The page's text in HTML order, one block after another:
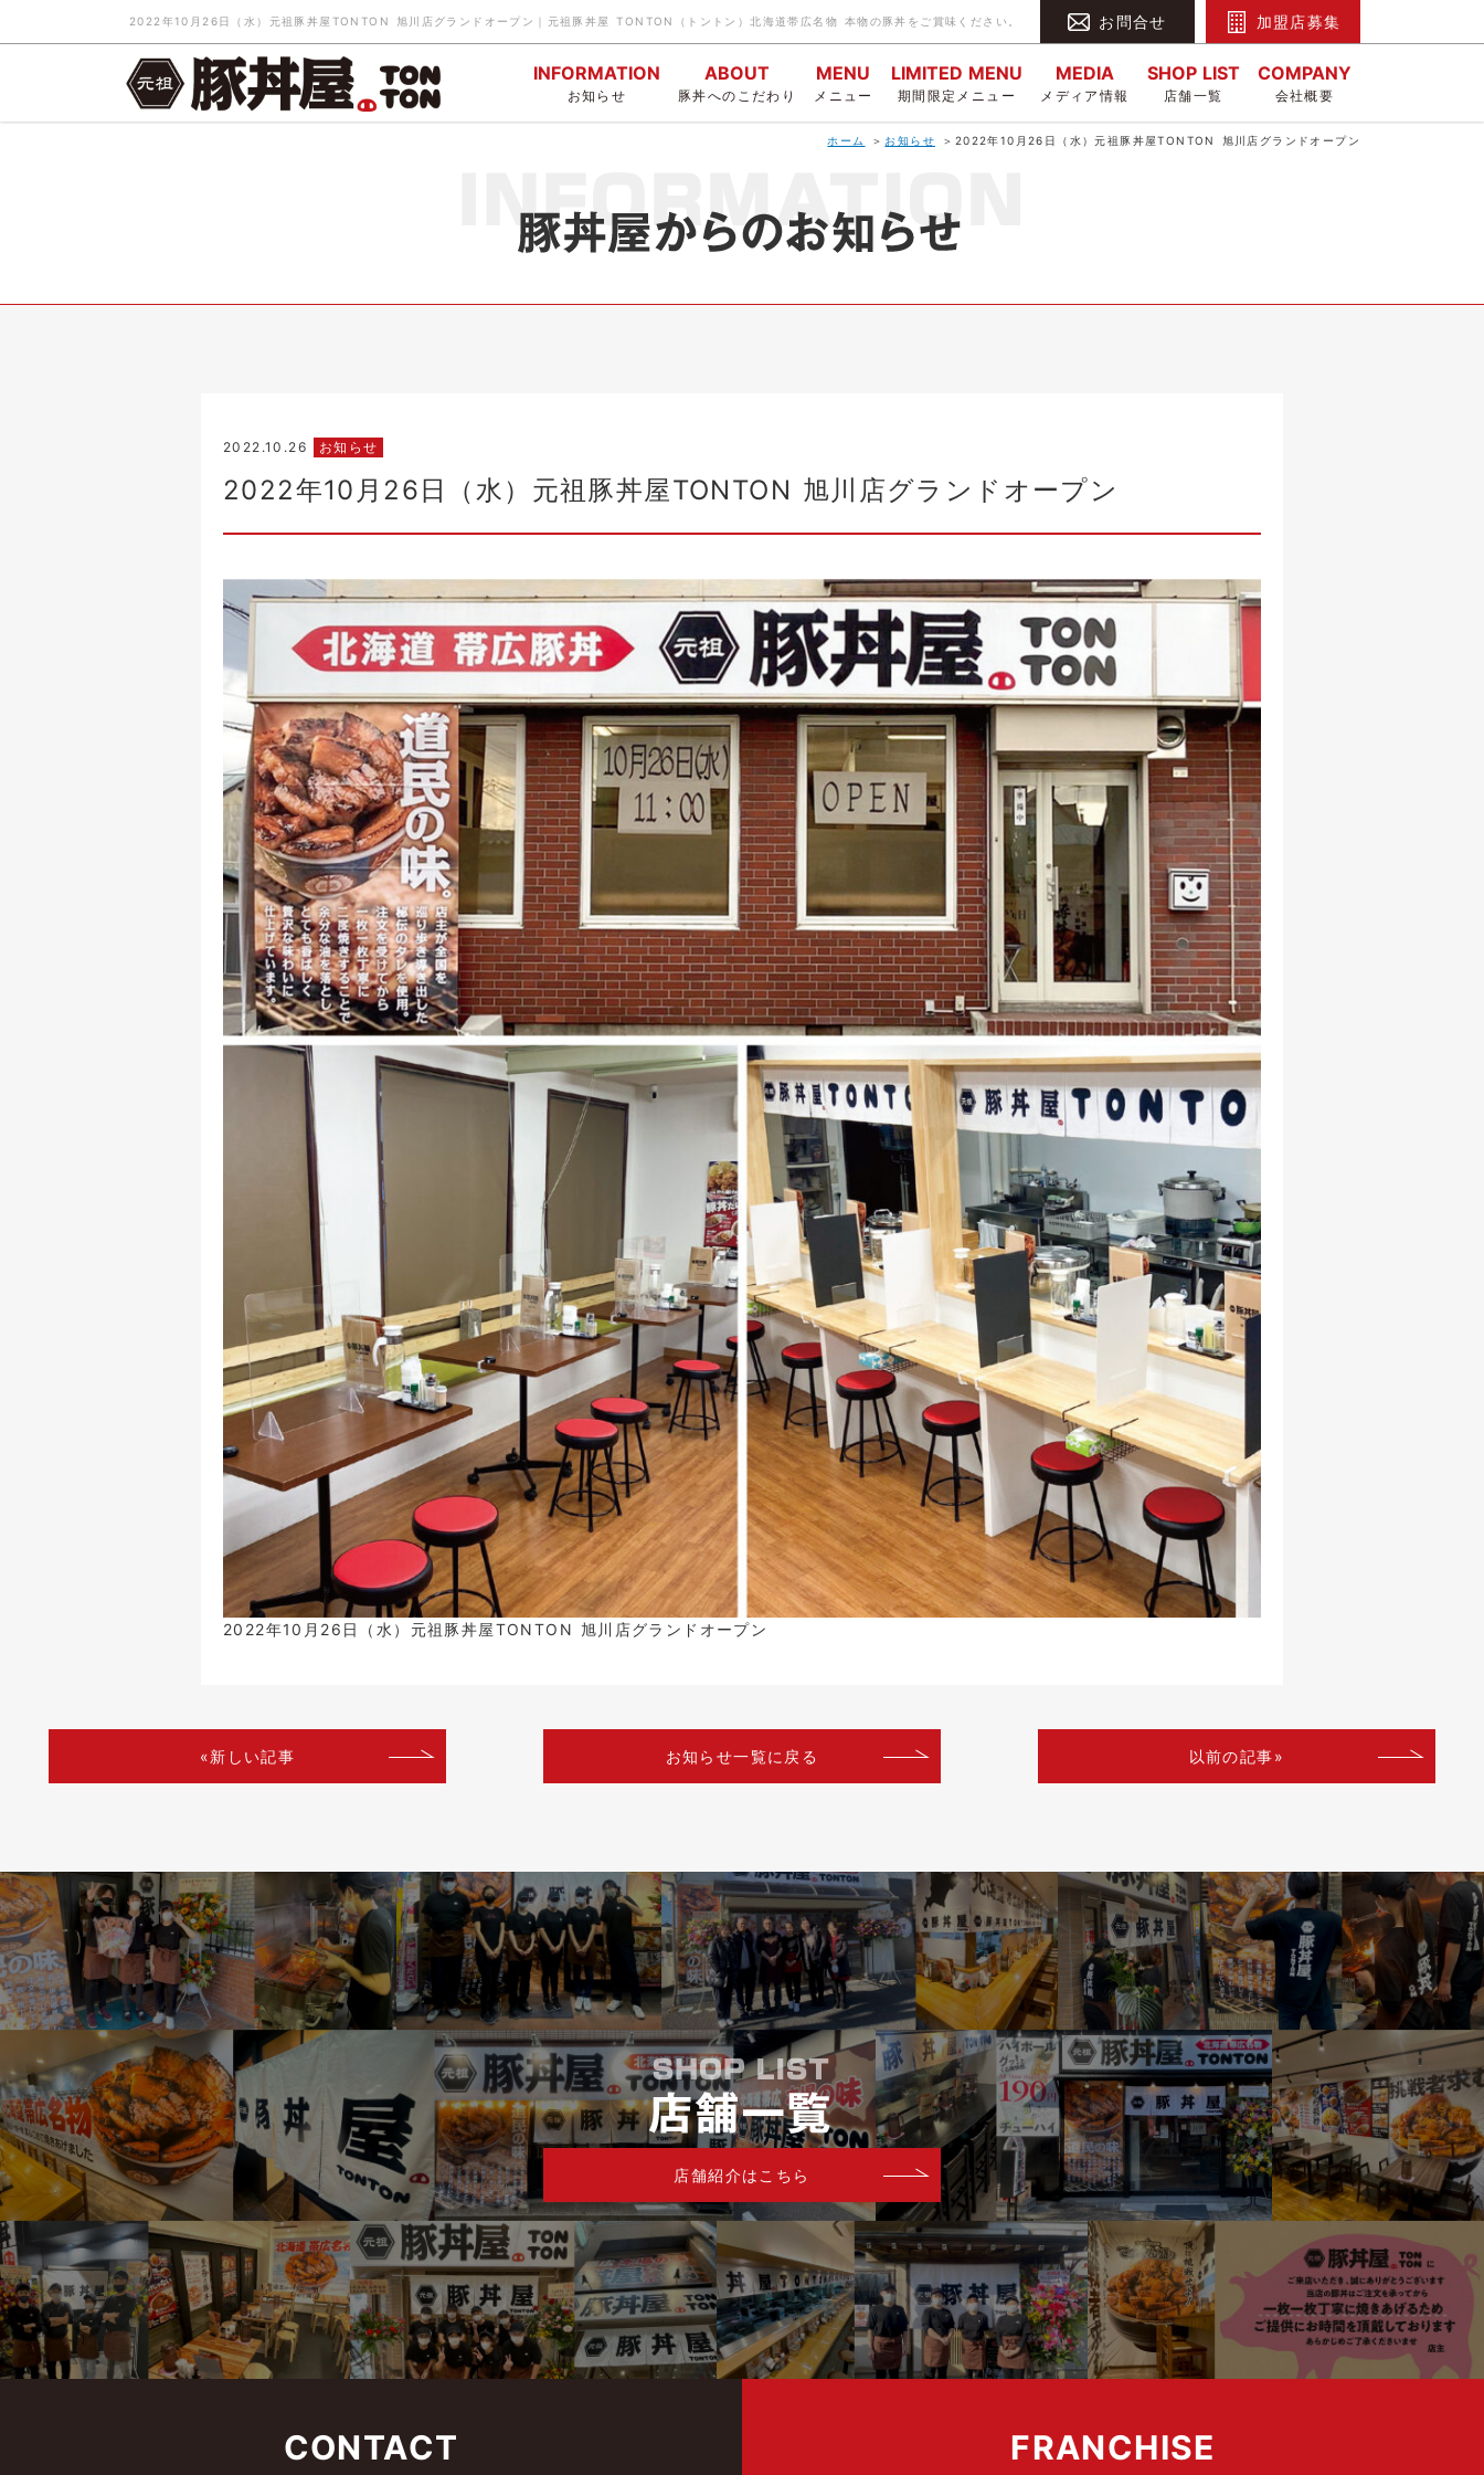
2022年10月26日（水）元祖豚丼屋TONTON 旭川店グランドオープン｜元祖豚丼屋 TONTON（トントン）北海道帯広名物 本物の豚丼をご賞味ください。
INFORMATION
お知らせ
ABOUT
豚丼へのこだわり
MENU
メニュー
LIMITED MENU
期間限定メニュー
MEDIA
メディア情報
SHOP LIST
店舗一覧
COMPANY
会社概要
お問合せ 加盟店募集
ホーム お知らせ 2022年10月26日（水）元祖豚丼屋TONTON 旭川店グランドオープン
2022.10.26 お知らせ
2022年10月26日（水）元祖豚丼屋TONTON 旭川店グランドオープン
2022年10月26日（水）元祖豚丼屋TONTON 旭川店グランドオープン
«新しい記事 お知らせ一覧に戻る 以前の記事»
店舗紹介はこちら
CONTACT FRANCHISE